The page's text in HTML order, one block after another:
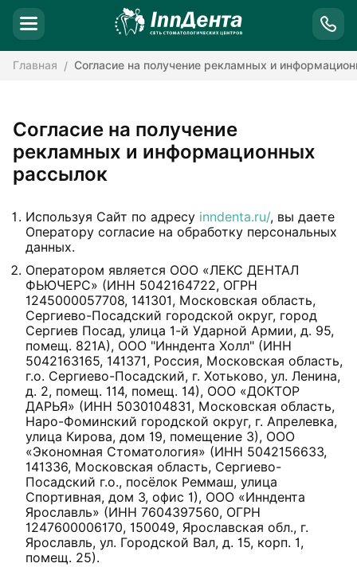
Главная Согласие на получение рекламных и
Согласие на получение
рекламных и информационных
рассылок
Используя Сайт по адресу inndenta.ru/, вы даете
Оператору согласие на обработку персональных
данных.
Оператором является ООО «ЛЕКС ДЕНТАЛ
ФЬЮЧЕРС» (ИНН 5042164722, ОГРН
1245000057708, 141301, Московская область,
Сергиево-Посадский городской округ, город
Сергиев Посад, улица 1-й Ударной Армии, д. 95,
помещ. 821А), ООО "Инндента Холл" (ИНН
5042163165, 141371, Россия, Московская область,
г.о. Сергиево-Посадский, г. Хотьково, ул. Ленина,
д. 2, помещ. 114, помещ. 14), ООО «ДОКТОР
ДАРЬЯ» (ИНН 5030104831, Московская область,
Наро-Фоминский городской округ, г. Апрелевка,
улица Кирова, дом 19, помещение 3), ООО
«Экономная Стоматология» (ИНН 5042156633,
141336, Московская область, Сергиево-
Посадский г.о., посёлок Реммаш, улица
Спортивная, дом 3, офис 1), ООО «Инндента
Ярославль» (ИНН 7604397560, ОГРН
1247600006170, 150049, Ярославская обл., г.
Ярославль, ул. Городской Вал, д. 15, корп. 1,
помещ. 25).